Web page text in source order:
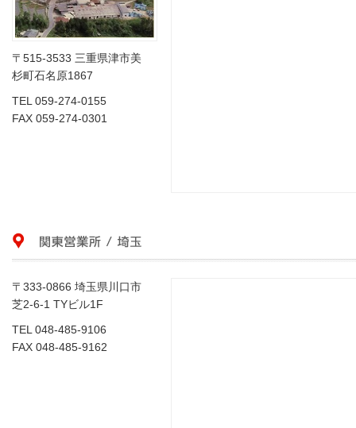
〒515-3533 三重県津市美
杉町石名原1867
TEL 059-274-0155
FAX 059-274-0301
〒333-0866 埼玉県川口市
芝2-6-1 TYビル1F
TEL 048-485-9106
FAX 048-485-9162